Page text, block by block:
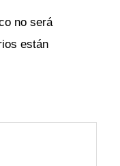
no será
están